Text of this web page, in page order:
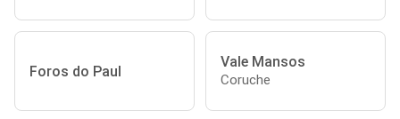
Foros do Paul
Vale Mansos
Coruche